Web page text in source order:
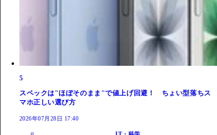
5
スペックは"ほぼそのまま"で値上げ回避！ ちょい型落ちス
マホ正しい選び方
2026年07月28日 17:40